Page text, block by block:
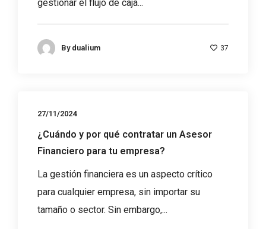
gestionar el flujo de caja...
By dualium 37
27/11/2024
¿Cuándo y por qué contratar un Asesor
Financiero para tu empresa?
La gestión financiera es un aspecto crítico
para cualquier empresa, sin importar su
tamaño o sector. Sin embargo,...